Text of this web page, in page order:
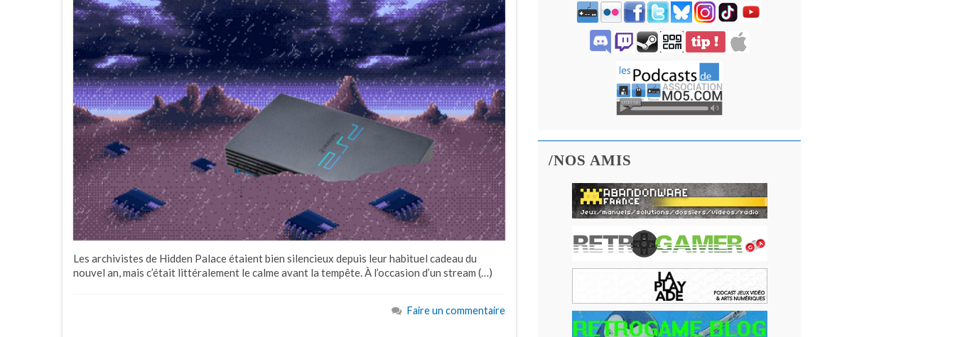
Les archivistes de Hidden Palace étaient bien silencieux depuis leur habituel cadeau du
nouvel an, mais c’était littéralement le calme avant la tempête. À l’occasion d’un stream (…)
Faire un commentaire
/NOS AMIS